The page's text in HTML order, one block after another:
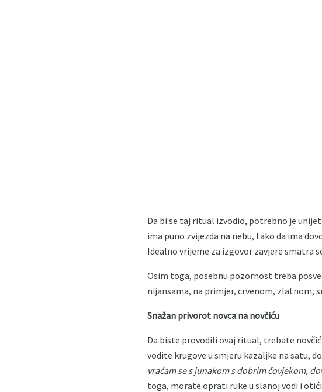
Da bi se taj ritual izvodio, potrebno je
ima puno zvijezda na nebu, tako da ima
Idealno vrijeme za izgovor zavjere smatra
Osim toga, posebnu pozornost treba
nijansama, na primjer, crvenom, zlatnom,
Snažan privorot novca na novčiću
Da biste provodili ovaj ritual, trebate
vodite krugove u smjeru kazaljke na satu,
vraćam se s junakom s dobrim čovjekom,
toga, morate oprati ruke u slanoj vodi i